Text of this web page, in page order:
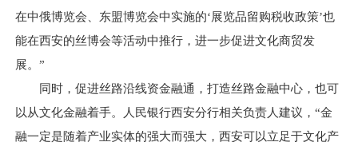
在中俄博览会、东盟博览会中实施的‘展览品留购税收政策’也
能在西安的丝博会等活动中推行，进一步促进文化商贸发
展。”
同时，促进丝路沿线资金融通，打造丝路金融中心，也可
以从文化金融着手。人民银行西安分行相关负责人建议，“金
融一定是随着产业实体的强大而强大，西安可以立足于文化产